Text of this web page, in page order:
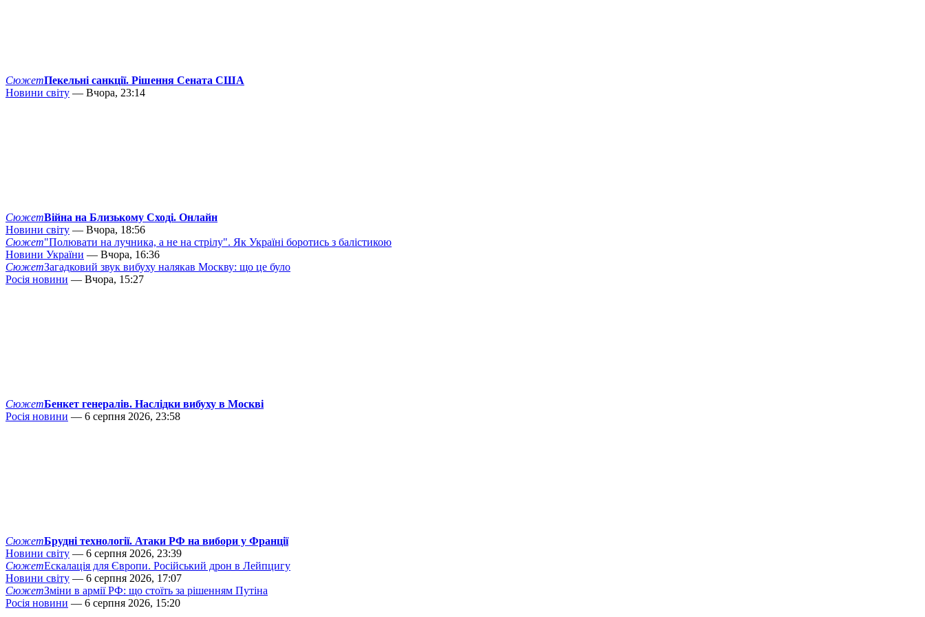
СюжетПекельні санкції. Рішення Сената США
Новини світу — Вчора, 23:14
СюжетВійна на Близькому Сході. Онлайн
Новини світу — Вчора, 18:56
Сюжет"Полювати на лучника, а не на стрілу". Як Україні боротись з балістикою
Новини України — Вчора, 16:36
СюжетЗагадковий звук вибуху налякав Москву: що це було
Росія новини — Вчора, 15:27
СюжетБенкет генералів. Наслідки вибуху в Москві
Росія новини — 6 серпня 2026, 23:58
СюжетБрудні технології. Атаки РФ на вибори у Франції
Новини світу — 6 серпня 2026, 23:39
СюжетЕскалація для Європи. Російський дрон в Лейпцигу
Новини світу — 6 серпня 2026, 17:07
СюжетЗміни в армії РФ: що стоїть за рішенням Путіна
Росія новини — 6 серпня 2026, 15:20